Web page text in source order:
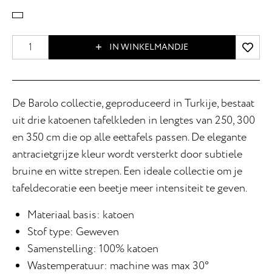
IN WINKELMANDJE
De Barolo collectie, geproduceerd in Turkije, bestaat
uit drie katoenen tafelkleden in lengtes van 250, 300
en 350 cm die op alle eettafels passen. De elegante
antracietgrijze kleur wordt versterkt door subtiele
bruine en witte strepen. Een ideale collectie om je
tafeldecoratie een beetje meer intensiteit te geven.
Materiaal basis: katoen
Stof type: Geweven
Samenstelling: 100% katoen
Wastemperatuur: machine was max 30°